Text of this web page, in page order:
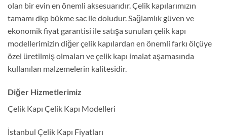
olan bir evin en önemli aksesuarıdır. Çelik kapılarımızın
tamamı dkp bükme sac ile doludur. Sağlamlık güven ve
ekonomik fiyat garantisi ile satışa sunulan çelik kapı
modellerimizin diğer çelik kapılardan en önemli farkı ölçüye
özel üretilmiş olmaları ve çelik kapı imalat aşamasında
kullanılan malzemelerin kalitesidir.
Diğer Hizmetlerimiz
Çelik Kapı Çelik Kapı Modelleri
İstanbul Çelik Kapı Fiyatları